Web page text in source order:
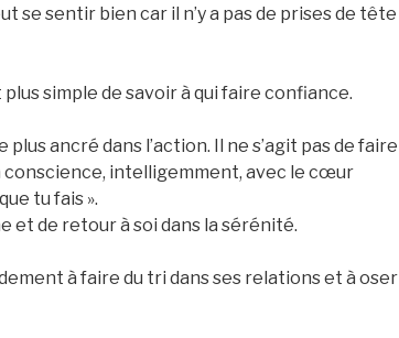
se sentir bien car il n’y a pas de prises de tête
simple de savoir à qui faire confiance.
ancré dans l’action. Il ne s’agit pas de faire
conscience, intelligemment, avec le cœur
tu fais ».
et de retour à soi dans la sérénité.
à faire du tri dans ses relations et à oser